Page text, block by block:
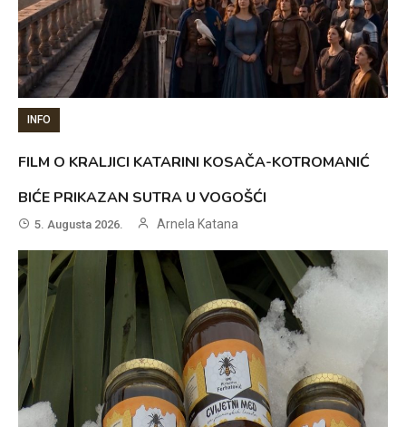
INFO
FILM O KRALJICI KATARINI KOSAČA-KOTROMANIĆ
BIĆE PRIKAZAN SUTRA U VOGOŠĆI
5. Augusta 2026. Arnela Katana